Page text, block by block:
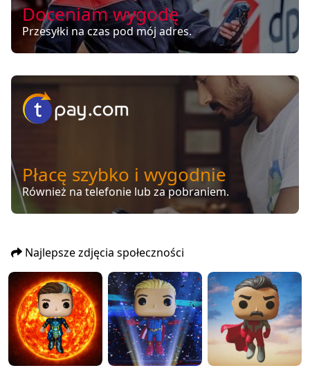
Doceniam wygodę
Przesyłki na czas pod mój adres.
Płacę szybko i wygodnie
Również na telefonie lub za pobraniem.
Najlepsze zdjęcia społeczności